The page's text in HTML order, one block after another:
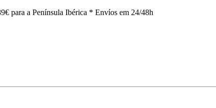
para a Península Ibérica * Envíos em 24/48h